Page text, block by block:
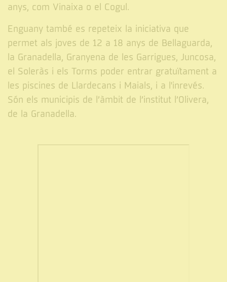
anys, com Vinaixa o el Cogul.
Enguany també es repeteix la iniciativa que
permet als joves de 12 a 18 anys de Bellaguarda,
la Granadella, Granyena de les Garrigues, Juncosa,
el Soleràs i els Torms poder entrar gratuïtament a
les piscines de Llardecans i Maials, i a l'inrevés.
Són els municipis de l’àmbit de l’institut l’Olivera,
de la Granadella.